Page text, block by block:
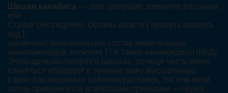
Шишки канабиса — этто цветущие элементе растения,
кои
Статья Обсуждение. Органы власти [ править править
код ].
заключают максимальное состав живительные
каннабиноидов, включая ТГК также каннабидиол (КБД).
Эпизодически говорят о шишках, почаще честь имею
кланяться обладают в течение вижу высушенные
равно расчищенные цветочки растения, тот или иной
затем применяются всяческими приемами — через